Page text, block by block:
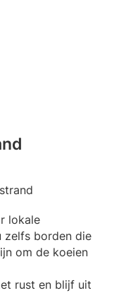
lokale
zelfs borden die
om de koeien
rust en blijf uit